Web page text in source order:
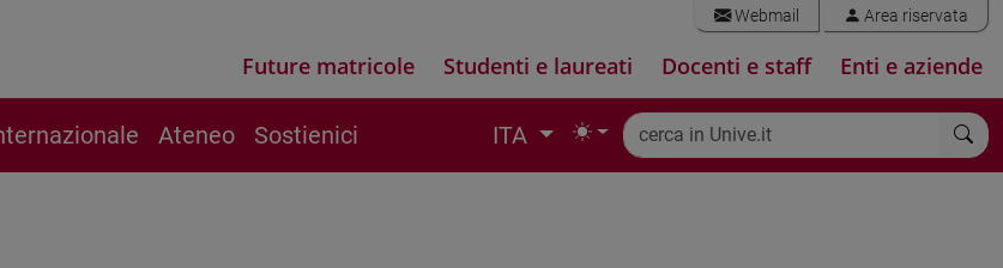
Webmail Area riservata
Future matricole Studenti e laureati Docenti e staff Enti e aziende
Ateneo Sostienici ITA